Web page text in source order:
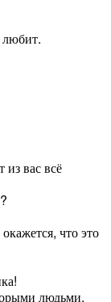
любит.
вас всё
что это
людьми.